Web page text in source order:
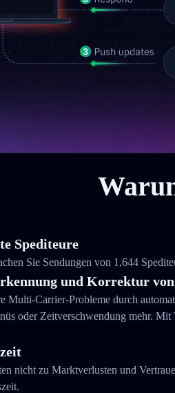
Spediteure
Sie Sendungen von 1,644
und Korrektur
Multi-Carrier-Probleme durch
oder Zeitverschwendung mehr. Mit
nicht zu Marktverlusten und